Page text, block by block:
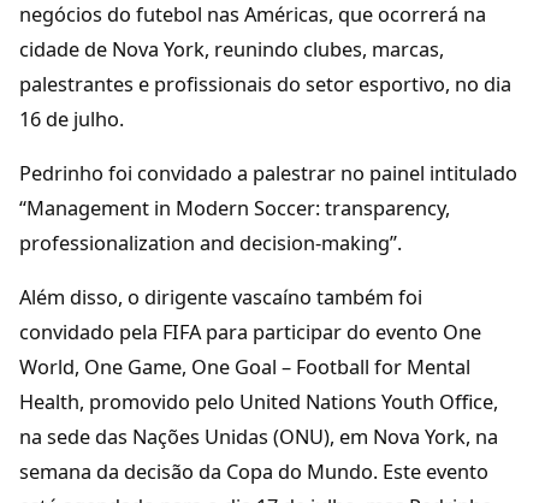
negócios do futebol nas Américas, que ocorrerá na
cidade de Nova York, reunindo clubes, marcas,
palestrantes e profissionais do setor esportivo, no dia
16 de julho.
Pedrinho foi convidado a palestrar no painel intitulado
“Management in Modern Soccer: transparency,
professionalization and decision-making”.
Além disso, o dirigente vascaíno também foi
convidado pela FIFA para participar do evento One
World, One Game, One Goal – Football for Mental
Health, promovido pelo United Nations Youth Office,
na sede das Nações Unidas (ONU), em Nova York, na
semana da decisão da Copa do Mundo. Este evento